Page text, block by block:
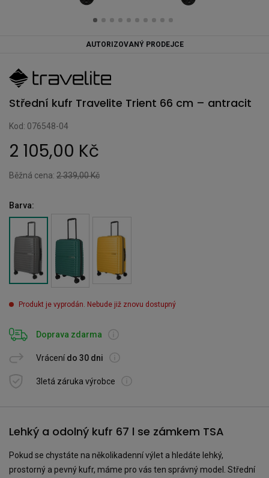
AUTORIZOVANÝ PRODEJCE
Střední kufr Travelite Trient 66 cm – antracit
Kod: 076548-04
2 105,00 Kč
Běžná cena: 2 339,00 Kč
Barva:
Produkt je vyprodán. Nebude již znovu dostupný
Doprava zdarma
Vrácení do 30 dni
3letá záruka výrobce
Lehký a odolný kufr 67 l se zámkem TSA
Pokud se chystáte na několikadenní výlet a hledáte lehký,
prostorný a pevný kufr, máme pro vás ten správný model. Střední